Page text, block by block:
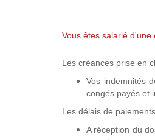
Vous êtes salarié d'une
Les créances prise en
Vos indemnités
congés payés et
Les délais de
A réception du